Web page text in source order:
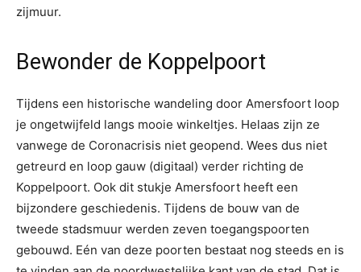
zijmuur.
Bewonder de Koppelpoort
Tijdens een historische wandeling door Amersfoort loop
je ongetwijfeld langs mooie winkeltjes. Helaas zijn ze
vanwege de Coronacrisis niet geopend. Wees dus niet
getreurd en loop gauw (digitaal) verder richting de
Koppelpoort. Ook dit stukje Amersfoort heeft een
bijzondere geschiedenis. Tijdens de bouw van de
tweede stadsmuur werden zeven toegangspoorten
gebouwd. Eén van deze poorten bestaat nog steeds en is